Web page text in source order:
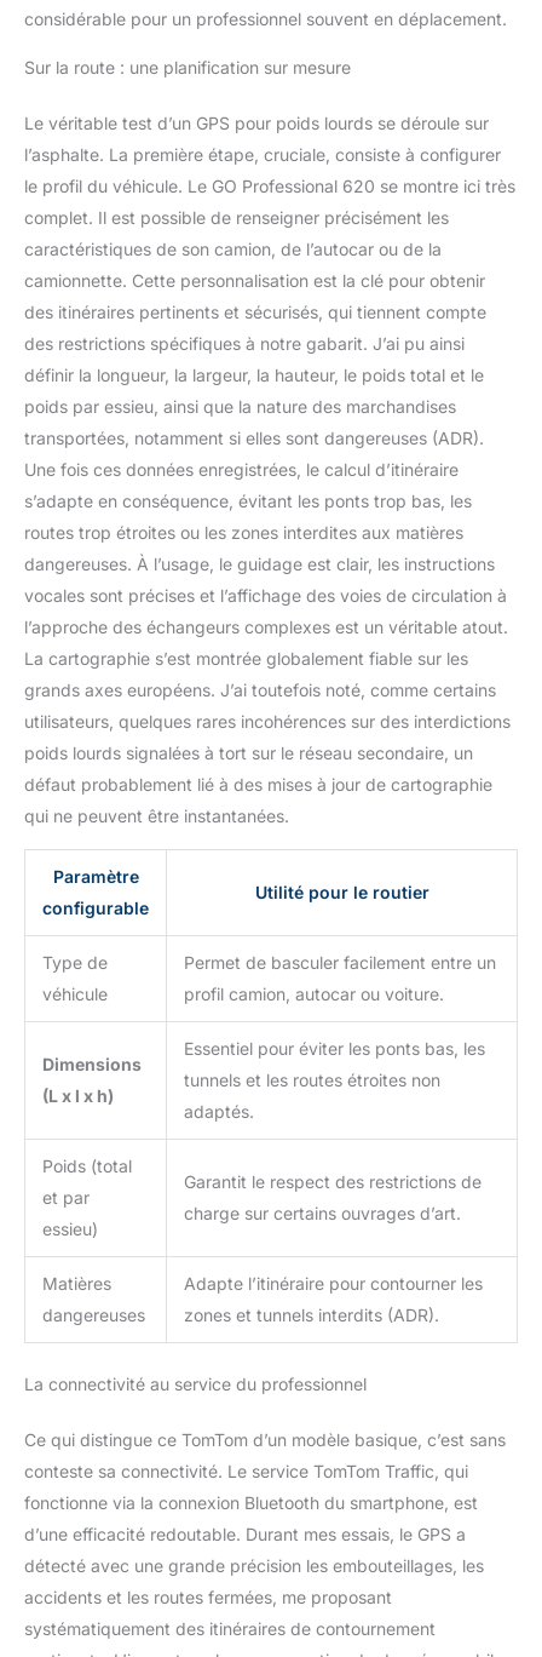
Appels mains-libres &
synchronisez le
une conduite plus sûre;
profitez du confort des
appels mains-libres et de
la lecture des messages
à voix haute
considérable pour un professionnel souvent en déplacement.
Sur la route : une planification sur mesure
Le véritable test d’un GPS pour poids lourds se déroule sur
l’asphalte. La première étape, cruciale, consiste à configurer
le profil du véhicule. Le GO Professional 620 se montre ici très
complet. Il est possible de renseigner précisément les
caractéristiques de son camion, de l’autocar ou de la
camionnette. Cette personnalisation est la clé pour obtenir
des itinéraires pertinents et sécurisés, qui tiennent compte
des restrictions spécifiques à notre gabarit. J’ai pu ainsi
définir la longueur, la largeur, la hauteur, le poids total et le
poids par essieu, ainsi que la nature des marchandises
transportées, notamment si elles sont dangereuses (ADR).
Une fois ces données enregistrées, le calcul d’itinéraire
s’adapte en conséquence, évitant les ponts trop bas, les
routes trop étroites ou les zones interdites aux matières
dangereuses. À l’usage, le guidage est clair, les instructions
vocales sont précises et l’affichage des voies de circulation à
l’approche des échangeurs complexes est un véritable atout.
La cartographie s’est montrée globalement fiable sur les
grands axes européens. J’ai toutefois noté, comme certains
utilisateurs, quelques rares incohérences sur des interdictions
poids lourds signalées à tort sur le réseau secondaire, un
défaut probablement lié à des mises à jour de cartographie
qui ne peuvent être instantanées.
Paramètre
configurable
Utilité pour le routier
Type de
véhicule
Permet de basculer facilement entre un
profil camion, autocar ou voiture.
Dimensions
(L x l x h)
Essentiel pour éviter les ponts bas, les
tunnels et les routes étroites non
adaptés.
Poids (total
et par
essieu)
Garantit le respect des restrictions de
charge sur certains ouvrages d’art.
Matières
dangereuses
Adapte l’itinéraire pour contourner les
zones et tunnels interdits (ADR).
La connectivité au service du professionnel
Ce qui distingue ce TomTom d’un modèle basique, c’est sans
conteste sa connectivité. Le service TomTom Traffic, qui
fonctionne via la connexion Bluetooth du smartphone, est
d’une efficacité redoutable. Durant mes essais, le GPS a
détecté avec une grande précision les embouteillages, les
accidents et les routes fermées, me proposant
systématiquement des itinéraires de contournement